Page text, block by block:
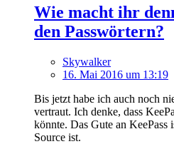
Wie macht ihr
den Passwörtern?
Skywalker
16. Mai 2016 um 13:19
Bis jetzt habe ich auch noch
vertraut. Ich denke, dass
könnte. Das Gute an KeePass
Source ist.